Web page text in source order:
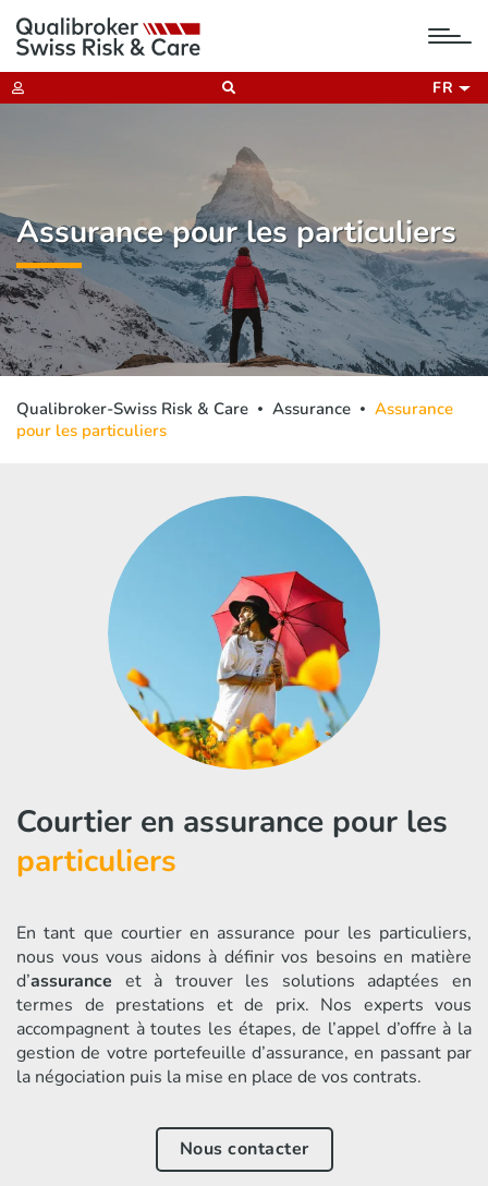
FR
Assurance pour les particuliers
Qualibroker-Swiss Risk & Care Assurance
Assurance
pour les particuliers
Courtier en assurance pour les
particuliers
En tant que courtier en assurance pour les particuliers,
nous vous vous aidons à définir vos besoins en matière
d’assurance et à trouver les solutions adaptées en
termes de prestations et de prix. Nos experts vous
accompagnent à toutes les étapes, de l’appel d’offre à la
gestion de votre portefeuille d’assurance, en passant par
la négociation puis la mise en place de vos contrats.
Nous contacter